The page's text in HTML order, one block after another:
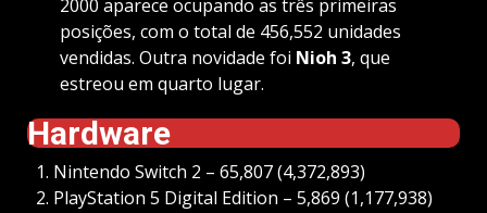
2000 aparece ocupando as três primeiras
posições, com o total de 456,552 unidades
vendidas. Outra novidade foi Nioh 3, que
estreou em quarto lugar.
Hardware
Nintendo Switch 2 – 65,807 (4,372,893)
PlayStation 5 Digital Edition – 5,869 (1,177,938)